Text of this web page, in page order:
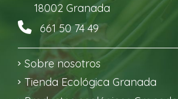
Sobre nosotros
Tienda Ecológica Granada
18002 Granada
661 50 74 49